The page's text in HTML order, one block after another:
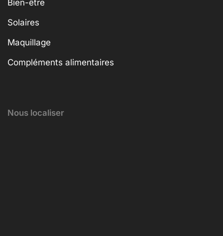
Bien-être
Solaires
Maquillage
Compléments alimentaires
Nous localiser